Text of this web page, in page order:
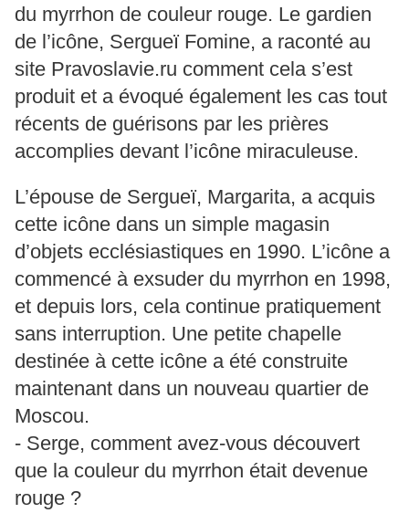
du myrrhon de couleur rouge. Le gardien
de l’icône, Sergueï Fomine, a raconté au
site Pravoslavie.ru comment cela s’est
produit et a évoqué également les cas tout
récents de guérisons par les prières
accomplies devant l’icône miraculeuse.
L’épouse de Sergueï, Margarita, a acquis
cette icône dans un simple magasin
d’objets ecclésiastiques en 1990. L’icône a
commencé à exsuder du myrrhon en 1998,
et depuis lors, cela continue pratiquement
sans interruption. Une petite chapelle
destinée à cette icône a été construite
maintenant dans un nouveau quartier de
Moscou.
- Serge, comment avez-vous découvert
que la couleur du myrrhon était devenue
rouge ?